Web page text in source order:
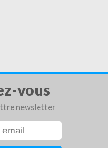
vous
newsletter